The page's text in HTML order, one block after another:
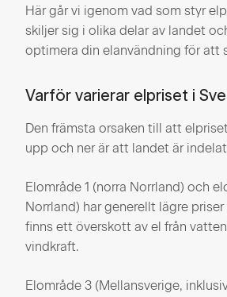
Här går vi igenom vad som styr
skiljer sig i olika delar av landet
optimera din elanvändning för att
Varför varierar elpriset i
Den främsta orsaken till att
upp och ner är att landet är
Elområde 1 (norra Norrland) och
Norrland) har generellt lägre
finns ett överskott av el från
vindkraft.
Elområde 3 (Mellansverige,